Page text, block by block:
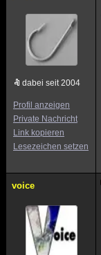
dabei seit 2004
Profil anzeigen
Private Nachricht
Link kopieren
Lesezeichen setzen
voice